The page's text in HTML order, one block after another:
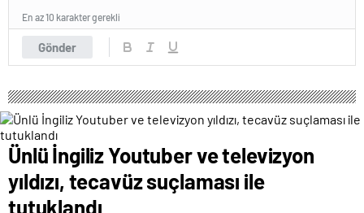
Gönder
En az 10 karakter gerekli
Ünlü İngiliz Youtuber ve televizyon
yıldızı, tecavüz suçlaması ile
tutuklandı